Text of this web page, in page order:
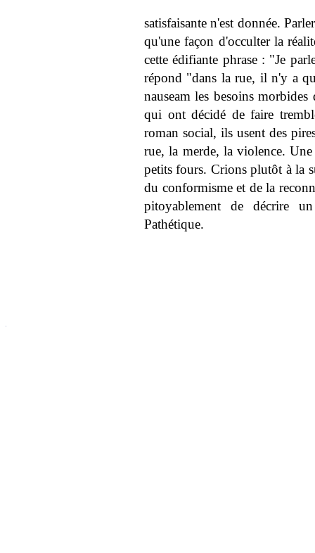
satisfaisante n'est donnée.
qu'une façon d'occulter la
cette édifiante phrase : "Je
répond "dans la rue, il n'y a
nauseam les besoins
qui ont décidé de faire
roman social, ils usent des
rue, la merde, la violence.
petits fours. Crions plutôt à la
du conformisme et de la
pitoyablement de décrire
Pathétique.